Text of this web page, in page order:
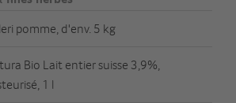
pomme, d'env. 5 kg
Bio Lait entier suisse 3,9%,
1 l